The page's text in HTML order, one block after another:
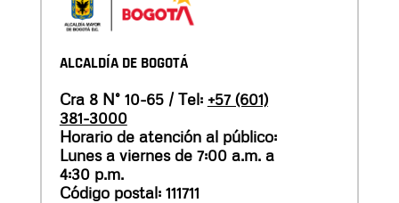
ALCALDÍA DE BOGOTÁ
Cra 8 N° 10-65 / Tel: +57 (601)
381-3000
Horario de atención al público:
Lunes a viernes de 7:00 a.m. a
4:30 p.m.
Código postal: 111711